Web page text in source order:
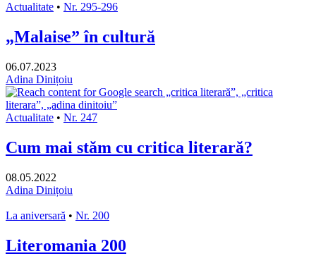
Actualitate • Nr. 295-296
„Malaise” în cultură
06.07.2023
Adina Dinițoiu
Actualitate • Nr. 247
Cum mai stăm cu critica literară?
08.05.2022
Adina Dinițoiu
La aniversară • Nr. 200
Literomania 200